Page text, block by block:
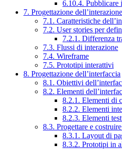
6.10.4. Pubblicare
7. Progettazione dell’interazione
7.1. Caratteristiche
7.2. User stories per
7.2.1. Differenza
7.3. Flussi di interazione
7.4. Wireframe
7.5. Prototipi interattivi
8. Progettazione dell’interfaccia
8.1. Obiettivi
8.2. Elementi
8.2.1. Elementi di
8.2.2. Elementi
8.2.3. Elementi
8.3. Progettare e
8.3.1. Layout di
8.3.2. Prototipi in